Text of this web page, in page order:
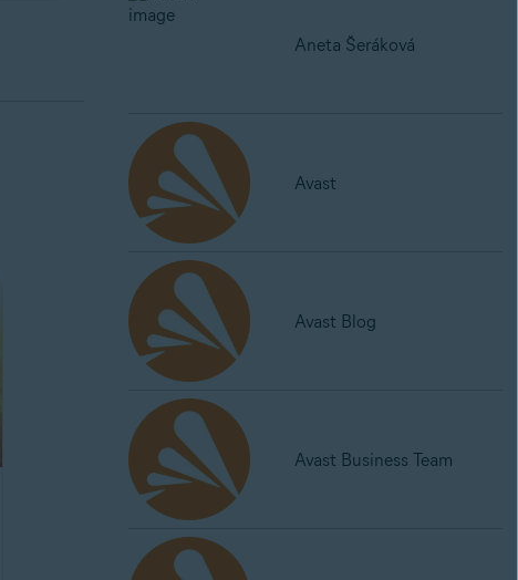
Aneta Šeráková
Avast
Avast Blog
Avast Business Team